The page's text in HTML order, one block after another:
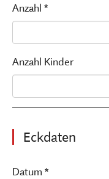
Anzahl *
Anzahl Kinder
Eckdaten
Datum *